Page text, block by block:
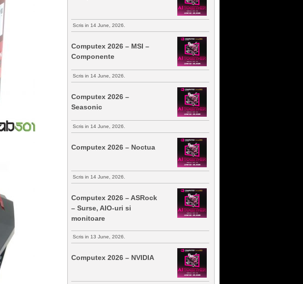
Scris in 14 June, 2026.
Computex 2026 – MSI –
Componente
Scris in 14 June, 2026.
Computex 2026 –
Seasonic
Scris in 14 June, 2026.
Computex 2026 – Noctua
Scris in 14 June, 2026.
Computex 2026 – ASRock
– Surse, AIO-uri si
monitoare
Scris in 13 June, 2026.
Computex 2026 – NVIDIA